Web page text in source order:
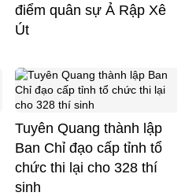
điểm quân sự Ả Rập Xê
Út
Tuyên Quang thành lập
Ban Chỉ đạo cấp tỉnh tổ
chức thi lại cho 328 thí
sinh